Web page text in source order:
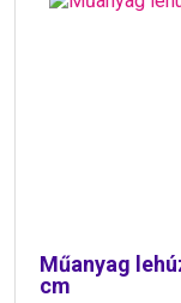
Műanyag
cm